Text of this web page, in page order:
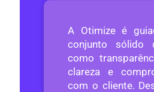
A Otimize é
conjunto sólido
como
clareza e
com o cliente.